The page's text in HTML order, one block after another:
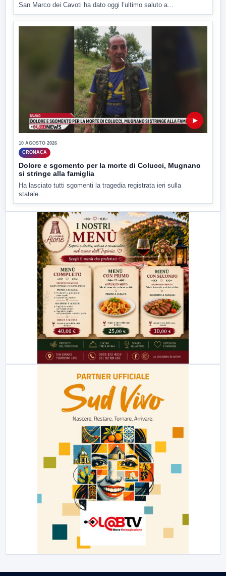
San Marco dei Cavoti ha dato oggi l’ultimo saluto a...
▶
10 AGOSTO 2026
CRONACA
Dolore e sgomento per la morte di Colucci, Mugnano
si stringe alla famiglia
Ha lasciato tutti sgomenti la tragedia registrata ieri sulla
statale...